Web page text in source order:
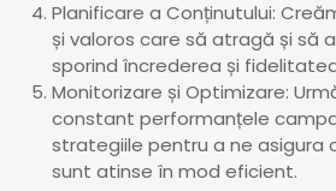
Planificare a Conținutului:
și valoros care să atragă și să
sporind încrederea și
Monitorizare și Optimizare:
constant performanțele
strategiile pentru a ne asigura
sunt atinse în mod eficient.